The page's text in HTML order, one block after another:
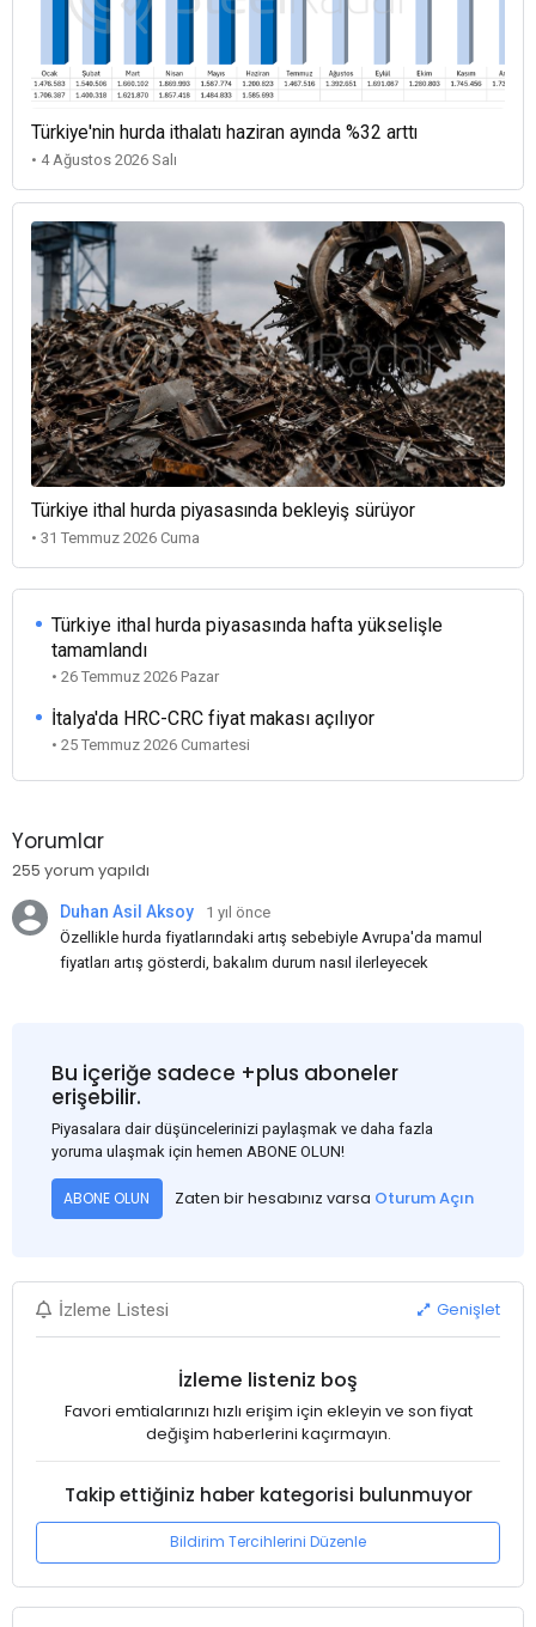
Türkiye'nin hurda ithalatı haziran ayında %32 arttı
• 4 Ağustos 2026 Salı
Türkiye ithal hurda piyasasında bekleyiş sürüyor
• 31 Temmuz 2026 Cuma
Türkiye ithal hurda piyasasında hafta yükselişle
tamamlandı
• 26 Temmuz 2026 Pazar
İtalya'da HRC-CRC fiyat makası açılıyor
• 25 Temmuz 2026 Cumartesi
Yorumlar
255 yorum yapıldı
Duhan Asil Aksoy
1 yıl önce
Özellikle hurda fiyatlarındaki artış sebebiyle Avrupa'da mamul
fiyatları artış gösterdi, bakalım durum nasıl ilerleyecek
Bu içeriğe sadece +plus aboneler
erişebilir.
Piyasalara dair düşüncelerinizi paylaşmak ve daha fazla
yoruma ulaşmak için hemen ABONE OLUN!
ABONE OLUN Zaten bir hesabınız varsa Oturum Açın
İzleme Listesi Genişlet
İzleme listeniz boş
Favori emtialarınızı hızlı erişim için ekleyin ve son fiyat
değişim haberlerini kaçırmayın.
Takip ettiğiniz haber kategorisi bulunmuyor
Bildirim Tercihlerini Düzenle